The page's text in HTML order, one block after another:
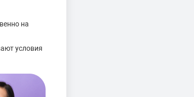
на
условия